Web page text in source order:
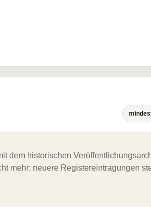
dem historischen
mehr; neuere Registereintragungen